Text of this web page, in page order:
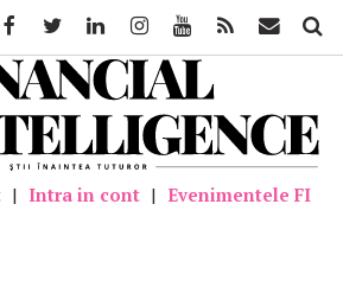
| Intra in cont | Evenimentele FI
FacebookTwitter LinkedinInstagramYoutube Feed Mail